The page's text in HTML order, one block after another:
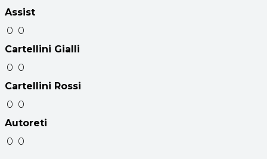
Assist
0 0
Cartellini Gialli
0 0
Cartellini Rossi
0 0
Autoreti
0 0